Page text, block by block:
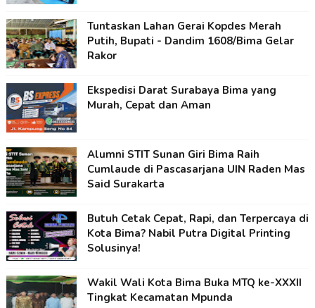
Tuntaskan Lahan Gerai Kopdes Merah
Putih, Bupati - Dandim 1608/Bima Gelar
Rakor
Ekspedisi Darat Surabaya Bima yang
Murah, Cepat dan Aman
Alumni STIT Sunan Giri Bima Raih
Cumlaude di Pascasarjana UIN Raden Mas
Said Surakarta
Butuh Cetak Cepat, Rapi, dan Terpercaya di
Kota Bima? Nabil Putra Digital Printing
Solusinya!
Wakil Wali Kota Bima Buka MTQ ke-XXXII
Tingkat Kecamatan Mpunda